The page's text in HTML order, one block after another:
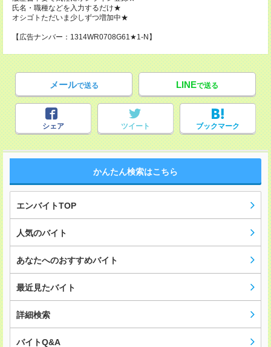
氏名・職種などを入力するだけ★
オシゴトただいま少しずつ増加中★
【広告ナンバー：1314WR0708G61★1-N】
メールで送る LINEで送る
シェア ツイート ブックマーク
かんたん検索はこちら
エンバイトTOP
人気のバイト
あなたへのおすすめバイト
最近見たバイト
詳細検索
バイトQ&A